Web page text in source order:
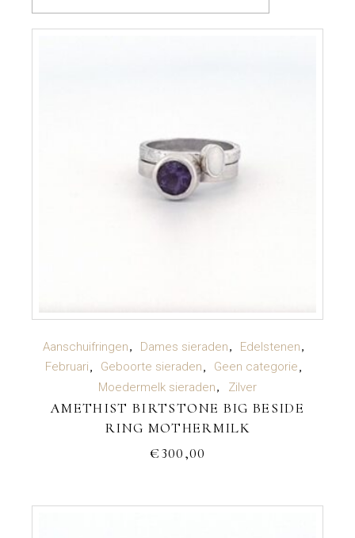
TOEVOEGEN AAN WINKELWAGEN
Aanschuifringen Dames sieraden
Edelstenen
Februari
Geboorte sieraden
Geen categorie
Moedermelk sieraden
Zilver
AMETHIST BIRTSTONE BIG BESIDE
RING MOTHERMILK
€300,00